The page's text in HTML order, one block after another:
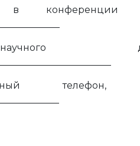
конференции
телефон,